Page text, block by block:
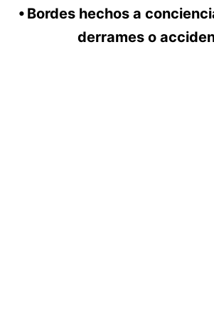
⦁ Bordes hechos a
derrames o